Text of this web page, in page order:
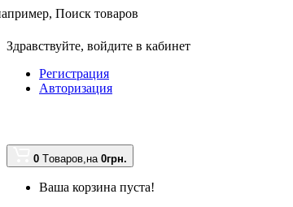
Поиск товаров
Здравствуйте, войдите в кабинет
Регистрация
Авторизация
0 Tоваров,на 0грн.
Ваша корзина пуста!